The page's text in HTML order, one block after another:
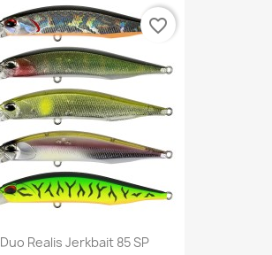
Duo Realis Jerkbait 85 SP
favorite_border